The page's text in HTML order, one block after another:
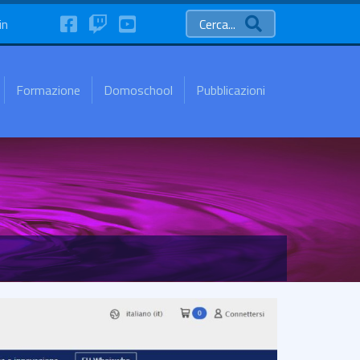
FaceBookTwitchYouTube Cerca...
Formazione Domoschool Pubblicazioni